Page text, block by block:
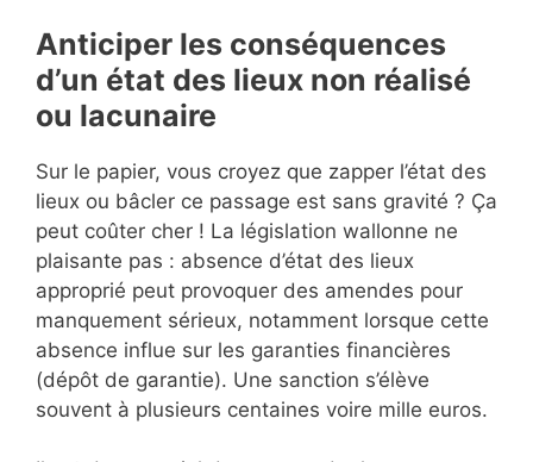
Anticiper les conséquences
d’un état des lieux non réalisé
ou lacunaire
Sur le papier, vous croyez que zapper l’état des
lieux ou bâcler ce passage est sans gravité ? Ça
peut coûter cher ! La législation wallonne ne
plaisante pas : absence d’état des lieux
approprié peut provoquer des amendes pour
manquement sérieux, notamment lorsque cette
absence influe sur les garanties financières
(dépôt de garantie). Une sanction s’élève
souvent à plusieurs centaines voire mille euros.